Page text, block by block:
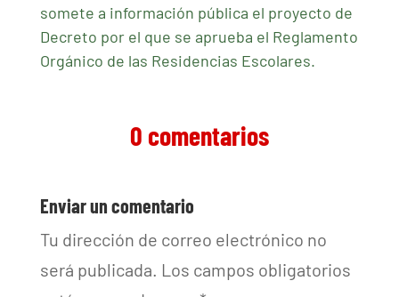
somete a información pública el proyecto de
Decreto por el que se aprueba el Reglamento
Orgánico de las Residencias Escolares.
0 comentarios
Enviar un comentario
Tu dirección de correo electrónico no
será publicada. Los campos obligatorios